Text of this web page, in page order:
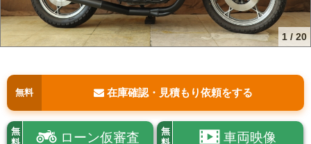
1 / 20
無料 在庫確認・見積もり依頼をする
無
ローン仮審査
無
車両映像